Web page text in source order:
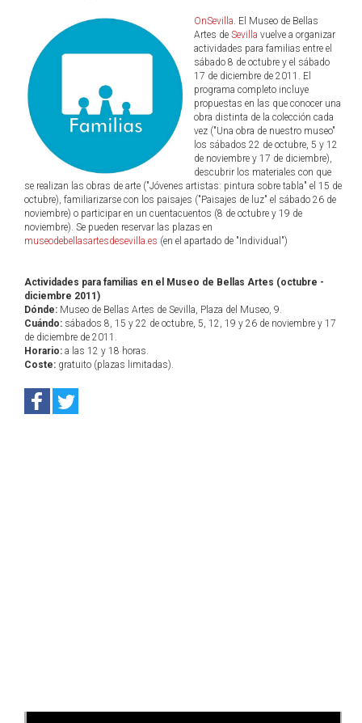
OnSevilla. El Museo de Bellas
Artes de Sevilla vuelve a organizar
actividades para familias entre el
sábado 8 de octubre y el sábado
17 de diciembre de 2011. El
programa completo incluye
propuestas en las que conocer una
obra distinta de la colección cada
vez ("Una obra de nuestro museo"
los sábados 22 de octubre, 5 y 12
de noviembre y 17 de diciembre),
descubrir los materiales con que
se realizan las obras de arte ("Jóvenes artistas: pintura sobre tabla" el 15 de
octubre), familiarizarse con los paisajes ("Paisajes de luz" el sábado 26 de
noviembre) o participar en un cuentacuentos (8 de octubre y 19 de
noviembre). Se pueden reservar las plazas en
museodebellasartesdesevilla.es (en el apartado de "Individual")
Actividades para familias en el Museo de Bellas Artes (octubre -
diciembre 2011)
Dónde: Museo de Bellas Artes de Sevilla, Plaza del Museo, 9.
Cuándo: sábados 8, 15 y 22 de octubre, 5, 12, 19 y 26 de noviembre y 17
de diciembre de 2011.
Horario: a las 12 y 18 horas.
Coste: gratuito (plazas limitadas).